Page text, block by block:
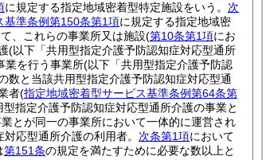
に規定する指定地域密着型特定施設をいう。 次
基準条例第150条第1項に規定する指定地域密
、これらの事業所又は施設(第10条第1項にお
(以下「共用型指定介護予防認知症対応型通所
業を行う事業所(以下「共用型指定介護予防認
数と当該共用型指定介護予防認知症対応型通
者(指定地域密着型サービス基準条例第64条第
指定介護予防認知症対応型通所介護の事業と
とが同一の事業所において一体的に運営され
応型通所介護の利用者。 次条第1項において
第151条の規定を満たすために必要な数以上と